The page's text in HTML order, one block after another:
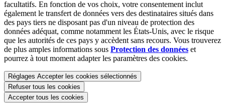
facultatifs. En fonction de vos choix, votre consentement inclut
également le transfert de données vers des destinataires situés dans
des pays tiers ne disposant pas d'un niveau de protection des
données adéquat, comme notamment les États-Unis, avec le risque
que les autorités de ces pays y accèdent sans recours. Vous trouverez
de plus amples informations sous Protection des données et
pourrez à tout moment adapter les paramètres des cookies.
Réglages Accepter les cookies sélectionnés
Refuser tous les cookies
Accepter tous les cookies